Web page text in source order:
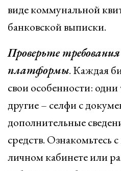
виде коммунальной
банковской выписки.
Проверьте
платформы. Каждая
свои особенности:
другие – селфи с
дополнительные
средств. Ознакомьтесь
личном кабинете или